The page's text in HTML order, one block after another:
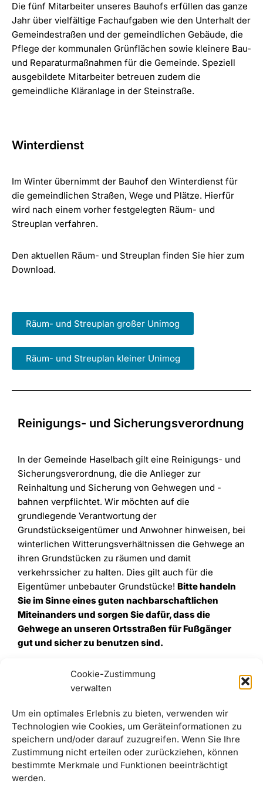
Cookie-Zustimmung
verwalten
Um ein optimales Erlebnis zu bieten, verwenden wir
Technologien wie Cookies, um Geräteinformationen zu
speichern und/oder darauf zuzugreifen. Wenn Sie Ihre
Zustimmung nicht erteilen oder zurückziehen, können
bestimmte Merkmale und Funktionen beeinträchtigt
werden.
Die fünf Mitarbeiter unseres Bauhofs erfüllen das ganze
Jahr über vielfältige Fachaufgaben wie den Unterhalt der
Gemeindestraßen und der gemeindlichen Gebäude, die
Pflege der kommunalen Grünflächen sowie kleinere Bau-
und Reparaturmaßnahmen für die Gemeinde. Speziell
ausgebildete Mitarbeiter betreuen zudem die
gemeindliche Kläranlage in der Steinstraße.
Winterdienst
Im Winter übernimmt der Bauhof den Winterdienst für
die gemeindlichen Straßen, Wege und Plätze. Hierfür
wird nach einem vorher festgelegten Räum- und
Streuplan verfahren.
Den aktuellen Räum- und Streuplan finden Sie hier zum
Download.
Räum- und Streuplan großer Unimog
Räum- und Streuplan kleiner Unimog
Reinigungs- und Sicherungsverordnung
In der Gemeinde Haselbach gilt eine Reinigungs- und
Sicherungsverordnung, die die Anlieger zur
Reinhaltung und Sicherung von Gehwegen und -
bahnen verpflichtet. Wir möchten auf die
grundlegende Verantwortung der
Grundstückseigentümer und Anwohner hinweisen, bei
winterlichen Witterungsverhältnissen die Gehwege an
ihren Grundstücken zu räumen und damit
verkehrssicher zu halten. Dies gilt auch für die
Eigentümer unbebauter Grundstücke! Bitte handeln
Sie im Sinne eines guten nachbarschaftlichen
Miteinanders und sorgen Sie dafür, dass die
Gehwege an unseren Ortsstraßen für Fußgänger
gut und sicher zu benutzen sind.